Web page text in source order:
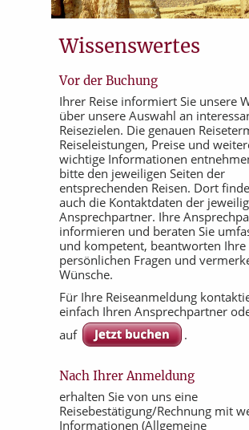
Wissenswertes
Vor der Buchung
Ihrer Reise informiert Sie unsere
über unsere Auswahl an
Reisezielen. Die genauen
Reiseleistungen, Preise und
wichtige Informationen
bitte den jeweiligen Seiten der
entsprechenden Reisen. Dort
auch die Kontaktdaten der
Ansprechpartner. Ihre
informieren und beraten Sie
und kompetent, beantworten Ihre
persönlichen Fragen und
Wünsche.
Für Ihre Reiseanmeldung
einfach Ihren Ansprechpartner
auf
.
Nach Ihrer Anmeldung
erhalten Sie von uns eine
Reisebestätigung/Rechnung mit
Informationen (Allgemeine